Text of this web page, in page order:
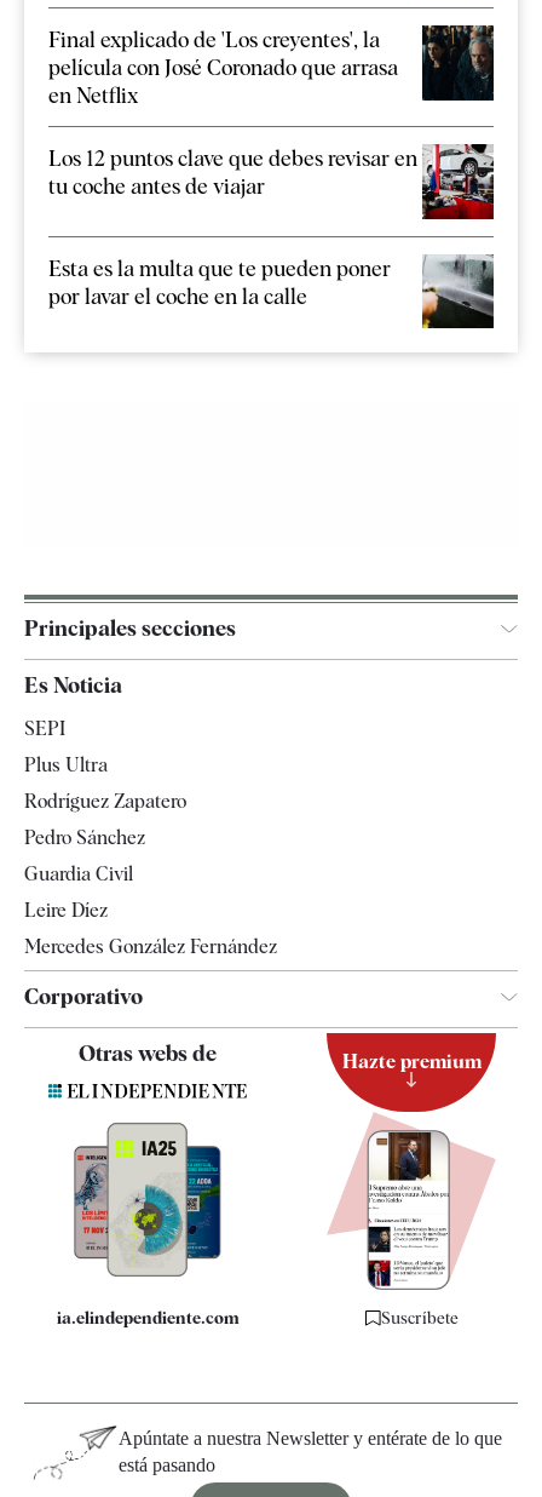
Final explicado de 'Los creyentes', la
película con José Coronado que arrasa
en Netflix
Los 12 puntos clave que debes revisar en
tu coche antes de viajar
Esta es la multa que te pueden poner
por lavar el coche en la calle
Principales secciones
España
Televisión
Es Noticia
SEPI
Plus Ultra
Rodríguez Zapatero
Pedro Sánchez
Guardia Civil
Leire Díez
Mercedes González Fernández
Corporativo
Contacto
Quiénes somos
Especificaciones
Otras webs de
ia.elindependiente.com
Hazte premium
Suscríbete
Apúntate a nuestra Newsletter y entérate de lo que
está pasando